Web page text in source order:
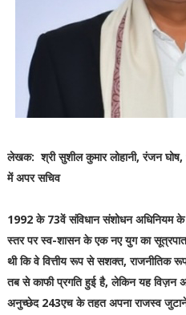
लेखक: श्री सुशील कुमार लोहानी, रंजन घोष,
में अपर सचिव
1992 के 73वें संविधान संशोधन अधिनियम के
स्तर पर स्व-शासन के एक नए युग का
थी कि वे वित्तीय रूप से सशक्त, राजनीतिक
तब से काफी प्रगति हुई है, लेकिन यह विज़न
अनुच्छेद 243एच के तहत अपना राजस्व